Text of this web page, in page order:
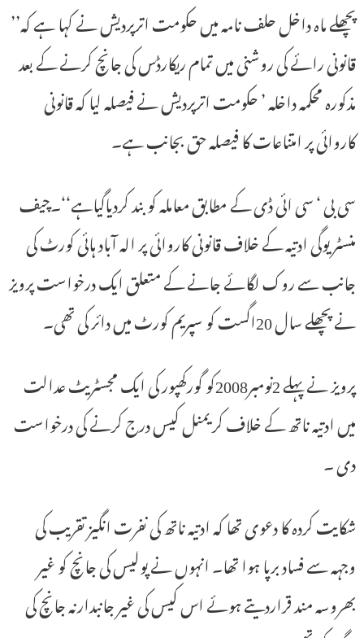
پچھلے ماہ داخل حلف نامہ میں حکومت اترپردیش نے کہا ہے کہ’’
قانونی رائے کی روشنی میں تمام ریکارڈس کی جانچ کرنے کے بعد
مذکورہ محکمہ داخلہ ’ حکومت اترپردیش نے فیصلہ لیا کہ قانونی
کاروائی پر امتناعات کا فیصلہ حق بجانب ہے۔
سی بی ‘ سی ائی ڈی کے مطابق معاملہ کو بند کردیاگیاہے‘‘۔چیف
منسٹر یوگی ادتیہ کے خلاف قانونی کاروائی پر الہ آباد ہائی کورٹ کی
جانب سے روک لگائے جانے کے متعلق ایک درخواست پرویز
نے پچھلے سال 20اگست کو سپریم کورٹ میں دائر کی تھی۔
پرویز نے پہلے 2نومبر2008کو گورکھپور کی ایک مجسٹریٹ عدالت
میں ادتیہ ناتھ کے خلاف کریمنل کیس درج کرنے کی درخواست
دی ۔
شکایت کردہ کا دعوی تھا کہ ادتیہ ناتھ کی نفرت انگیز تقریب کی
وجہہ سے فساد برپا ہوا تھا۔ انہوں نے پولیس کی جانچ کو غیر
بھروسہ مند قراردیتے ہوئے اس کیس کی غیر جانبدارنہ جانچ کی